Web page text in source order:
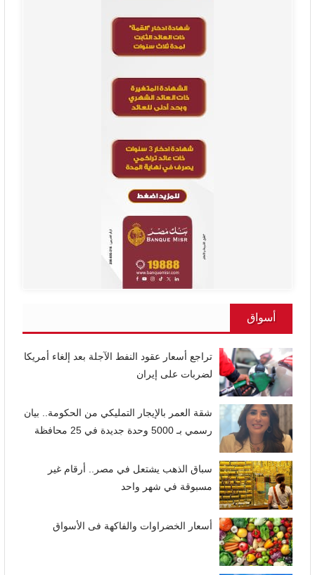
أسواق
تراجع أسعار عقود النفط الآجلة بعد إلغاء أمريكا
لضربات على إيران
شقة العمر بالإيجار التمليكي من الحكومة.. بيان
رسمي بـ 5000 وحدة جديدة في 25 محافظة
سباق الذهب يشتعل في مصر.. أرقام غير
مسبوقة في شهر واحد
أسعار الخضراوات والفاكهة فى الأسواق